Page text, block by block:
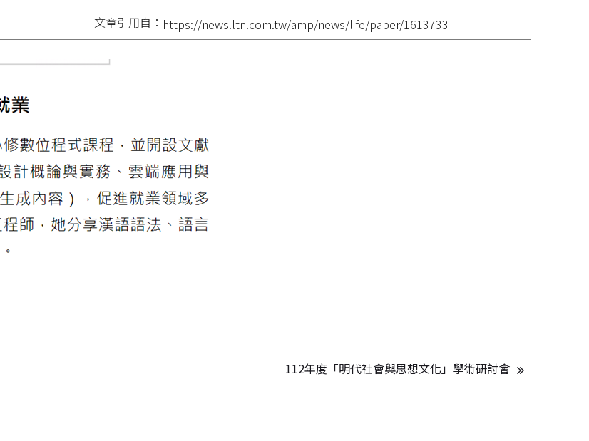
文章引用自： https://news.ltn.com.tw/amp/news/life/paper/1613733
112年度「明代社會與思想文化」學術研討會